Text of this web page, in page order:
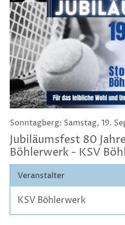
Sonntagberg: Samstag, 19.
Jubiläumsfest 80
Böhlerwerk - KSV
Veranstalter
KSV Böhlerwerk